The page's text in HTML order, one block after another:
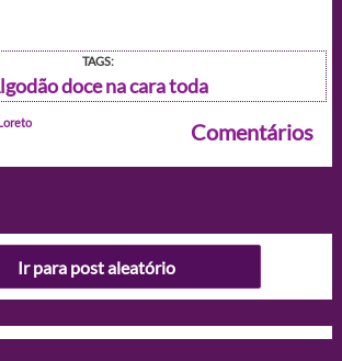
TAGS:
doce na cara toda
Comentários
Ir para post aleatório